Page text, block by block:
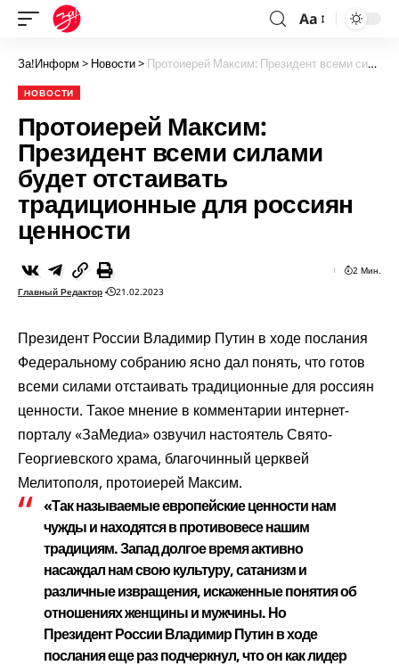
Aa
За!Информ > Новости> Протоиерей Максим: Президент всеми силами будет отстаивать традиционные для россиян ценности
НОВОСТИ
Протоиерей Максим:
Президент всеми силами
будет отстаивать
традиционные для россиян
ценности
Главный Редактор 21.02.2023
2 Мин.
Президент России Владимир Путин в ходе послания
Федеральному собранию ясно дал понять, что готов
всеми силами отстаивать традиционные для россиян
ценности. Такое мнение в комментарии интернет-
порталу «ЗаМедиа» озвучил настоятель Свято-
Георгиевского храма, благочинный церквей
Мелитополя, протоиерей Максим.
«Так называемые европейские ценности нам
чужды и находятся в противовесе нашим
традициям. Запад долгое время активно
насаждал нам свою культуру, сатанизм и
различные извращения, искаженные понятия об
отношениях женщины и мужчины. Но
Президент России Владимир Путин в ходе
послания еще раз подчеркнул, что он как лидер